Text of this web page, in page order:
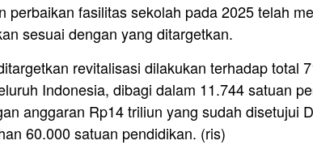
perbaikan fasilitas sekolah pada 2025 telah
sesuai dengan yang ditargetkan.
revitalisasi dilakukan terhadap total
Indonesia, dibagi dalam 11.744 satuan
anggaran Rp14 triliun yang sudah disetujui
60.000 satuan pendidikan. (ris)